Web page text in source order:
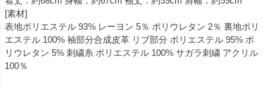
[素材]
表地ポリエステル 93% レーヨン 5％ ポリウレタン 2％ 裏地ポリ
エステル 100% 袖部分合成皮革 リブ部分 ポリエステル 95% ポ
リウレタン 5% 刺繍糸 ポリエステル 100% サガラ刺繍 アクリル
100％